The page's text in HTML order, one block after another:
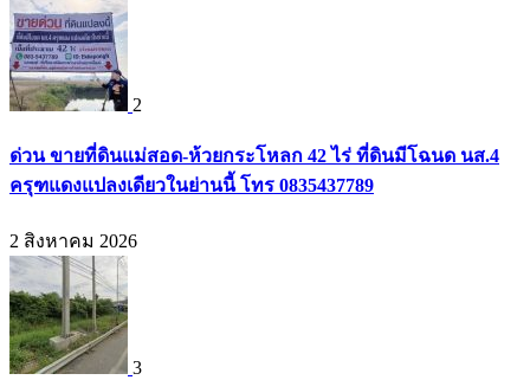
2
ด่วน ขายที่ดินแม่สอด-ห้วยกระโหลก 42 ไร่ ที่ดินมีโฉนด นส.4
ครุฑแดงแปลงเดียวในย่านนี้ โทร 0835437789
2 สิงหาคม 2026
3